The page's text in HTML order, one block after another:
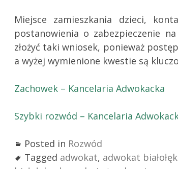
Miejsce zamieszkania dzieci,
postanowienia o zabezpieczenie
złożyć taki wniosek, ponieważ
a wyżej wymienione kwestie są
Zachowek – Kancelaria Adwokacka
Szybki rozwód – Kancelaria
Posted in Rozwód
Tagged adwokat, adwokat